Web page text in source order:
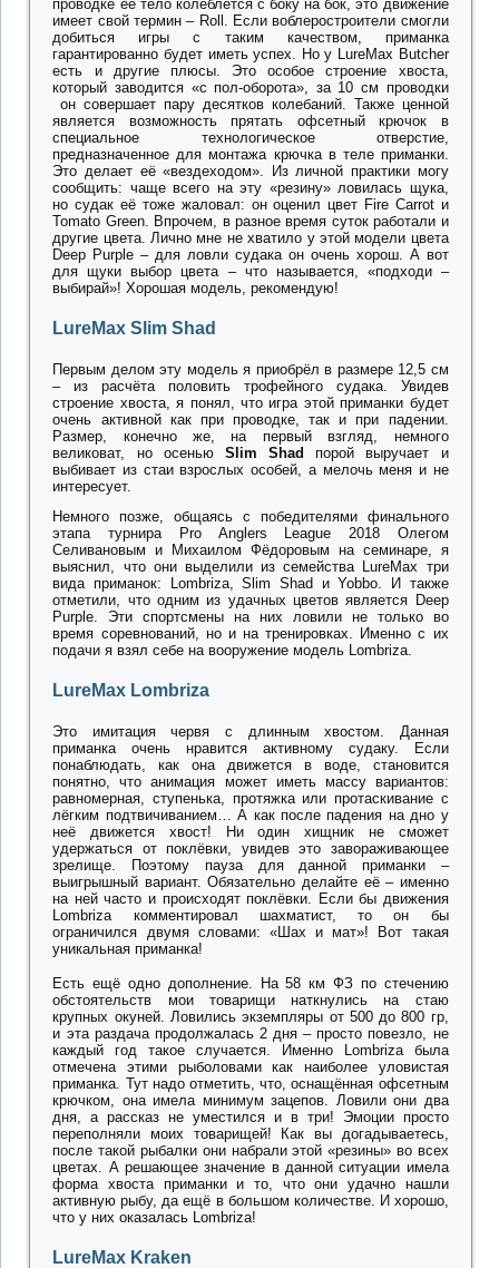
проводке её тело колеблется с боку на бок, это движение
имеет свой термин – Roll. Если воблеростроители смогли
добиться игры с таким качеством, приманка
гарантированно будет иметь успех. Но у LureMax Butcher
есть и другие плюсы. Это особое строение хвоста,
который заводится «с пол-оборота», за 10 см проводки
он совершает пару десятков колебаний. Также ценной
является возможность прятать офсетный крючок в
специальное технологическое отверстие,
предназначенное для монтажа крючка в теле приманки.
Это делает её «вездеходом». Из личной практики могу
сообщить: чаще всего на эту «резину» ловилась щука,
но судак её тоже жаловал: он оценил цвет Fire Carrot и
Tomato Green. Впрочем, в разное время суток работали и
другие цвета. Лично мне не хватило у этой модели цвета
Deep Purple – для ловли судака он очень хорош. А вот
для щуки выбор цвета – что называется, «подходи –
выбирай»! Хорошая модель, рекомендую!
LureMax Slim Shad
Первым делом эту модель я приобрёл в размере 12,5 см
– из расчёта половить трофейного судака. Увидев
строение хвоста, я понял, что игра этой приманки будет
очень активной как при проводке, так и при падении.
Размер, конечно же, на первый взгляд, немного
великоват, но осенью Slim Shad
порой выручает и
выбивает из стаи взрослых особей, а мелочь меня и не
интересует.
Немного позже, общаясь с победителями финального
этапа турнира Pro Anglers League 2018 Олегом
Селивановым и Михаилом Фёдоровым на семинаре, я
выяснил, что они выделили из семейства LureMax три
вида приманок: Lombriza, Slim Shad и Yobbo. И также
отметили, что одним из удачных цветов является Deep
Purple. Эти спортсмены на них ловили не только во
время соревнований, но и на тренировках. Именно с их
подачи я взял себе на вооружение модель Lombriza.
LureMax Lombriza
Это имитация червя с длинным хвостом. Данная
приманка очень нравится активному судаку. Если
понаблюдать, как она движется в воде, становится
понятно, что анимация может иметь массу вариантов:
равномерная, ступенька, протяжка или протаскивание с
лёгким подтвичиванием… А как после падения на дно у
неё движется хвост! Ни один хищник не сможет
удержаться от поклёвки, увидев это завораживающее
зрелище. Поэтому пауза для данной приманки –
выигрышный вариант. Обязательно делайте её – именно
на ней часто и происходят поклёвки. Если бы движения
Lombriza комментировал шахматист, то он бы
ограничился двумя словами: «Шах и мат»! Вот такая
уникальная приманка!
Есть ещё одно дополнение. На 58 км ФЗ по стечению
обстоятельств мои товарищи наткнулись на стаю
крупных окуней. Ловились экземпляры от 500 до 800 гр,
и эта раздача продолжалась 2 дня – просто повезло, не
каждый год такое случается. Именно Lombriza была
отмечена этими рыболовами как наиболее уловистая
приманка. Тут надо отметить, что, оснащённая офсетным
крючком, она имела минимум зацепов. Ловили они два
дня, а рассказ не уместился и в три! Эмоции просто
переполняли моих товарищей! Как вы догадываетесь,
после такой рыбалки они набрали этой «резины» во всех
цветах. А решающее значение в данной ситуации имела
форма хвоста приманки и то, что они удачно нашли
активную рыбу, да ещё в большом количестве. И хорошо,
что у них оказалась Lombriza!
LureMax Kraken